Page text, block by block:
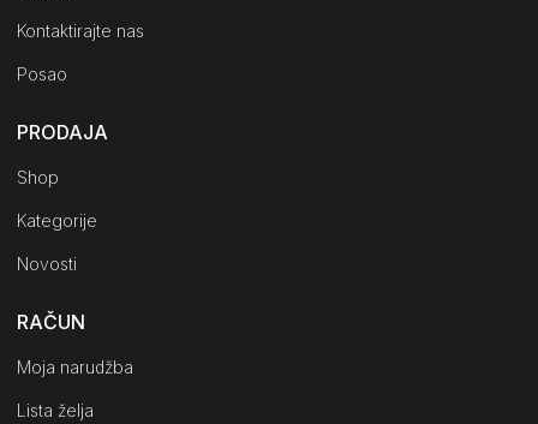
Kontaktirajte nas
Posao
PRODAJA
Shop
Kategorije
Novosti
RAČUN
Moja narudžba
Lista želja